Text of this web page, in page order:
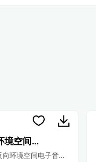
成器主导的节拍
境空间电子
向环境空间电子音效,上升和消